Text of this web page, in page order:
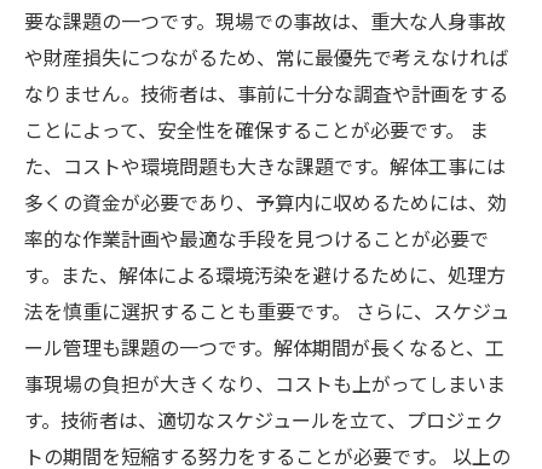
要な課題の一つです。現場での事故は、重大な人身事故
や財産損失につながるため、常に最優先で考えなければ
なりません。技術者は、事前に十分な調査や計画をする
ことによって、安全性を確保することが必要です。 ま
た、コストや環境問題も大きな課題です。解体工事には
多くの資金が必要であり、予算内に収めるためには、効
率的な作業計画や最適な手段を見つけることが必要で
す。また、解体による環境汚染を避けるために、処理方
法を慎重に選択することも重要です。 さらに、スケジュ
ール管理も課題の一つです。解体期間が長くなると、工
事現場の負担が大きくなり、コストも上がってしまいま
す。技術者は、適切なスケジュールを立て、プロジェク
トの期間を短縮する努力をすることが必要です。 以上の